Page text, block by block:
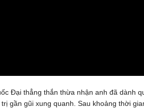
Đại thẳng thắn thừa nhận anh đã dành
gần gũi xung quanh. Sau khoảng thời